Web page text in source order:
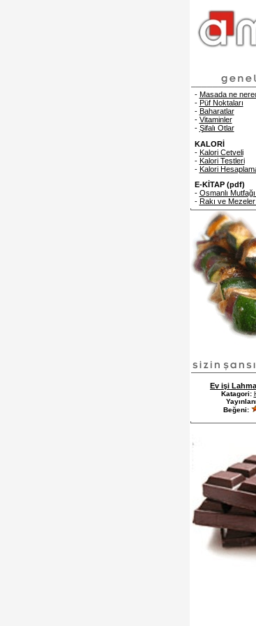
- Masada ne
- Püf Noktaları
- Baharatlar
- Vitaminler
- Şifalı Otlar
KALORİ
- Kalori Cetveli
- Kalori Testleri
- Kalori
E-KİTAP (pdf)
- Osmanlı
- Rakı ve
Ev işi
Katagori:
Beğeni: